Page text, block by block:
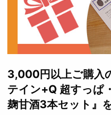
3,000円以上ご購入
テイン+Q 超すっぱ
麹甘酒3本セット』